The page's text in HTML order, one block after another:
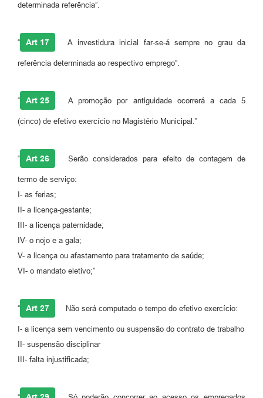
determinada referência”.
“ Art 17 A investidura inicial far-se-á sempre no grau da
referência determinada ao respectivo emprego”.
“ Art 25 A promoção por antiguidade ocorrerá a cada 5
(cinco) de efetivo exercício no Magistério Municipal.”
“ Art 26 Serão considerados para efeito de contagem de
termo de serviço:
I- as ferias;
II- a licença-gestante;
III- a licença paternidade;
IV- o nojo e a gala;
V- a licença ou afastamento para tratamento de saúde;
VI- o mandato eletivo;”
“ Art 27 Não será computado o tempo do efetivo exercício:
I- a licença sem vencimento ou suspensão do contrato de trabalho
II- suspensão disciplinar
III- falta injustificada;